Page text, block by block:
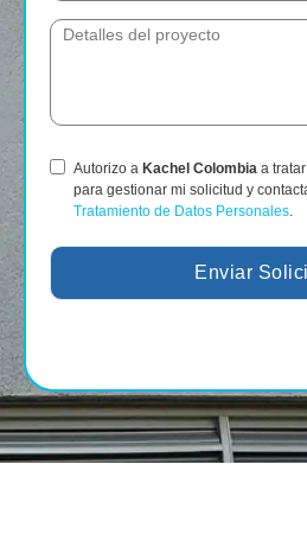
Autorizo a Kachel Colombia a
para gestionar mi solicitud y
Tratamiento de Datos Personales
Enviar